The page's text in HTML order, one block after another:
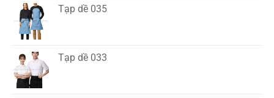
Tạp dề 035
Tạp dề 033